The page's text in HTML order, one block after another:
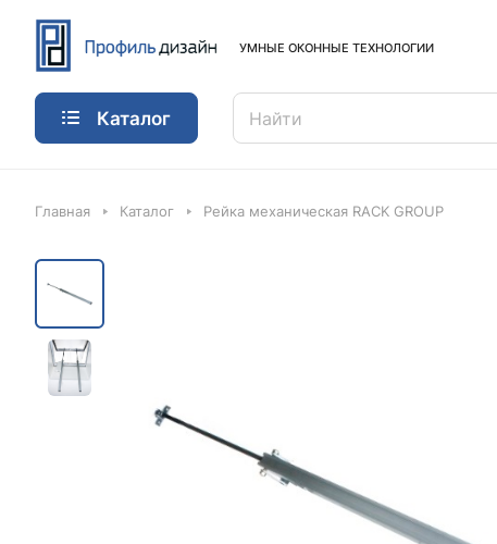
УМНЫЕ ОКОННЫЕ ТЕХНОЛОГИИ
Каталог
Главная Каталог Рейка механическая RACK GROUP